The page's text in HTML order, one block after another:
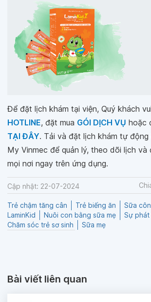
Để đặt lịch khám tại viện, Quý khách
HOTLINE, đặt mua GÓI DỊCH VỤ hoặc
TẠI ĐÂY. Tải và đặt lịch khám tự động
My Vinmec để quản lý, theo dõi lịch và
mọi nơi ngay trên ứng dụng.
Cập nhật: 22-07-2024
Trẻ chậm tăng cân Trẻ biếng ăn
Sữa
LaminKid
Nuôi con bằng sữa mẹ
Sự
Chăm sóc trẻ sơ sinh
Sữa mẹ
Bài viết liên quan